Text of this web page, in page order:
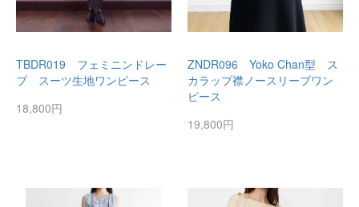
TBDR019 フェミニンドレー
プ スーツ生地ワンピース
18,800円
ZNDR096 Yoko Chan型 ス
カラップ襟ノースリーブワン
ピース
19,800円